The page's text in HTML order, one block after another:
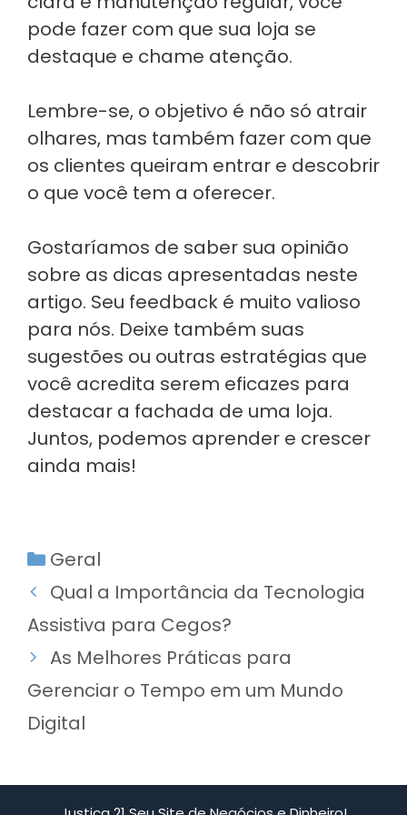
pode fazer com que sua loja se
destaque e chame atenção.
Lembre-se, o objetivo é não só atrair
olhares, mas também fazer com que
os clientes queiram entrar e descobrir
o que você tem a oferecer.
Gostaríamos de saber sua opinião
sobre as dicas apresentadas neste
artigo. Seu feedback é muito valioso
para nós. Deixe também suas
sugestões ou outras estratégias que
você acredita serem eficazes para
destacar a fachada de uma loja.
Juntos, podemos aprender e crescer
ainda mais!
Categorias
Geral
Qual a Importância da Tecnologia
Assistiva para Cegos?
As Melhores Práticas para
Gerenciar o Tempo em um Mundo
Digital